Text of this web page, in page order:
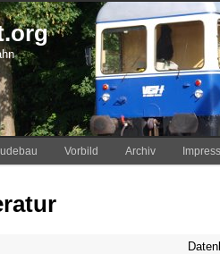
Vorbild Archiv